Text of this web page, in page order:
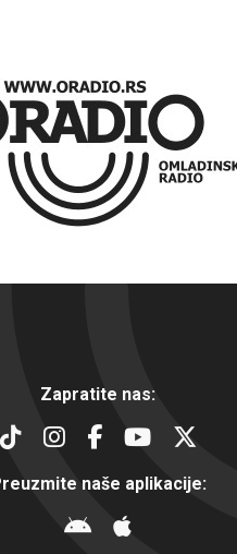
Zapratite nas:
naše aplikacije: